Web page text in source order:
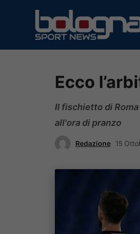
contenuto
Ecco
Il fischietto di
all'ora di pranzo
Redazione 15